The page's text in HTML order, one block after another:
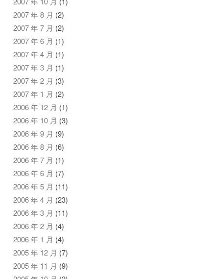
2007 年 8 月 (2)
2007 年 7 月 (2)
2007 年 6 月 (1)
2007 年 4 月 (1)
2007 年 3 月 (1)
2007 年 2 月 (3)
2007 年 1 月 (2)
2006 年 12 月 (1)
2006 年 10 月 (3)
2006 年 9 月 (9)
2006 年 8 月 (6)
2006 年 7 月 (1)
2006 年 6 月 (7)
2006 年 5 月 (11)
2006 年 4 月 (23)
2006 年 3 月 (11)
2006 年 2 月 (4)
2006 年 1 月 (4)
2005 年 12 月 (7)
2005 年 11 月 (9)